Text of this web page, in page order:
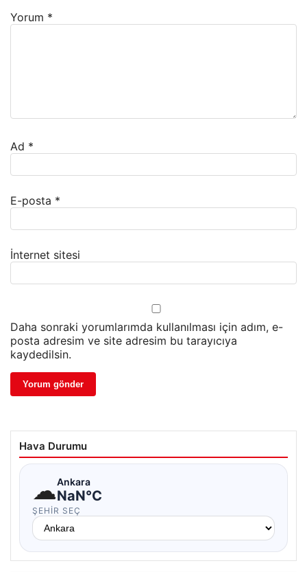
Yorum *
Ad *
E-posta *
İnternet sitesi
Daha sonraki yorumlarımda kullanılması için adım, e-
posta adresim ve site adresim bu tarayıcıya
kaydedilsin.
Hava Durumu
☁Ankara
NaN°C
ŞEHIR SEÇ